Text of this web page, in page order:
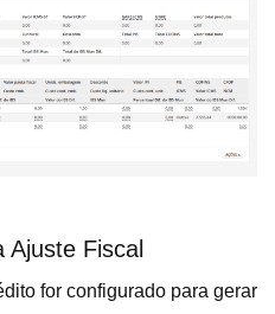
Ajuste Fiscal
for configurado para gerar